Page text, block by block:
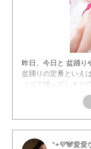
昨日、今日と 盆踊り
盆踊りの定番といえ
ノリで踊ってしまう
°+💜🐼愛愛